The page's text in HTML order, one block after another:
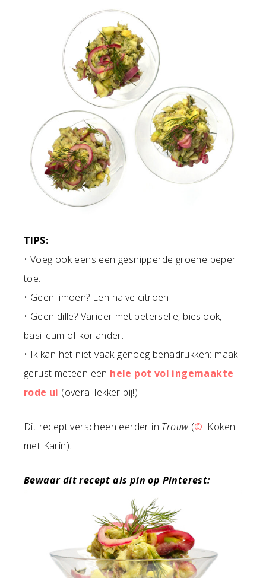
TIPS:
• Voeg ook eens een gesnipperde groene peper
toe.
• Geen limoen? Een halve citroen.
• Geen dille? Varieer met peterselie, bieslook,
basilicum of koriander.
• Ik kan het niet vaak genoeg benadrukken: maak
gerust meteen een hele pot vol ingemaakte
rode ui (overal lekker bij!)
Dit recept verscheen eerder in Trouw(©: Koken
met Karin).
Bewaar dit recept als pin op Pinterest: